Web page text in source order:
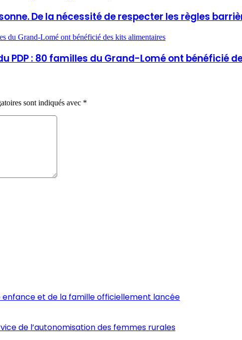
De la nécessité de respecter les règles
du Grand-Lomé ont bénéficié des kits alimentaires
PDP : 80 familles du Grand-Lomé ont bénéficié
sont indiqués avec *
enfance et de la famille officiellement lancée
de l’autonomisation des femmes rurales